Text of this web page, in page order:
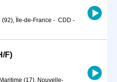
Île-de-France - CDD -
F)
(17), Nouvelle-